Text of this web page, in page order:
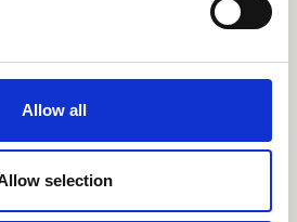
Allow all
selection
op